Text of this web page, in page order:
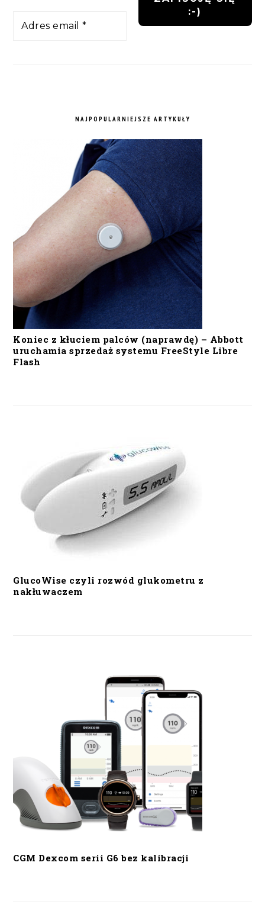
NAJPOPULARNIEJSZE ARTYKUŁY
Koniec z kłuciem palców (naprawdę) – Abbott
uruchamia sprzedaż systemu FreeStyle Libre
Flash
GlucoWise czyli rozwód glukometru z
nakłuwaczem
CGM Dexcom serii G6 bez kalibracji